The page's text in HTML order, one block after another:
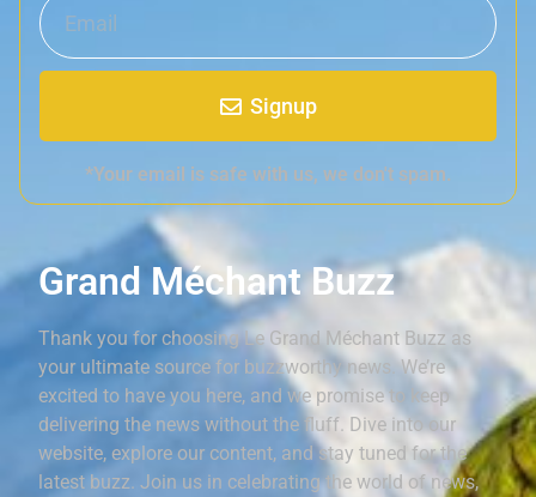
Signup
*Your email is safe with us, we don't spam.
Grand Méchant Buzz
Thank you for choosing Le Grand Méchant Buzz as
your ultimate source for buzzworthy news. We’re
excited to have you here, and we promise to keep
delivering the news without the fluff. Dive into our
website, explore our content, and stay tuned for the
latest buzz. Join us in celebrating the world of news,